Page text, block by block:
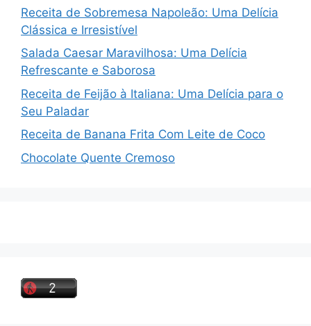
Receita de Sobremesa Napoleão: Uma Delícia
Clássica e Irresistível
Salada Caesar Maravilhosa: Uma Delícia
Refrescante e Saborosa
Receita de Feijão à Italiana: Uma Delícia para o
Seu Paladar
Receita de Banana Frita Com Leite de Coco
Chocolate Quente Cremoso